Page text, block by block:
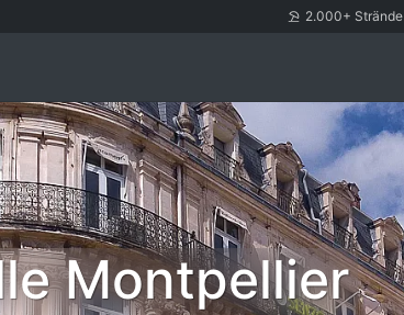
2.000+ Strände
Montpellier